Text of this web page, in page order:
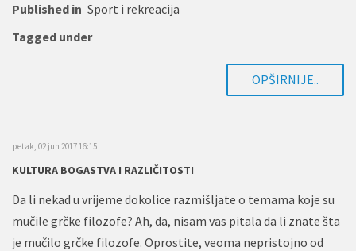
Published in Sport i rekreacija
Tagged under
OPŠIRNIJE..
petak, 02 jun 2017 16:15
KULTURA BOGASTVA I RAZLIČITOSTI
Da li nekad u vrijeme dokolice razmišljate o temama koje su
mučile grčke filozofe? Ah, da, nisam vas pitala da li znate šta
je mučilo grčke filozofe. Oprostite, veoma nepristojno od